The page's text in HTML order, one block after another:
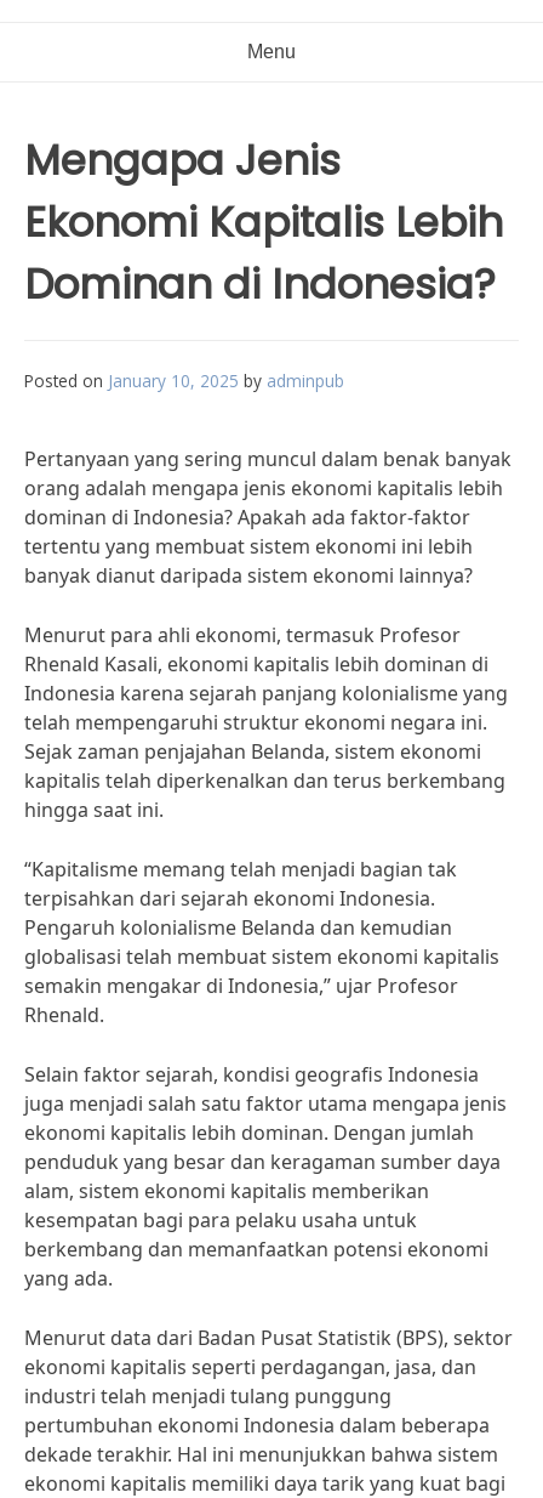
Menu
Mengapa Jenis
Ekonomi Kapitalis Lebih
Dominan di Indonesia?
Posted on January 10, 2025 by adminpub
Pertanyaan yang sering muncul dalam benak banyak
orang adalah mengapa jenis ekonomi kapitalis lebih
dominan di Indonesia? Apakah ada faktor-faktor
tertentu yang membuat sistem ekonomi ini lebih
banyak dianut daripada sistem ekonomi lainnya?
Menurut para ahli ekonomi, termasuk Profesor
Rhenald Kasali, ekonomi kapitalis lebih dominan di
Indonesia karena sejarah panjang kolonialisme yang
telah mempengaruhi struktur ekonomi negara ini.
Sejak zaman penjajahan Belanda, sistem ekonomi
kapitalis telah diperkenalkan dan terus berkembang
hingga saat ini.
“Kapitalisme memang telah menjadi bagian tak
terpisahkan dari sejarah ekonomi Indonesia.
Pengaruh kolonialisme Belanda dan kemudian
globalisasi telah membuat sistem ekonomi kapitalis
semakin mengakar di Indonesia,” ujar Profesor
Rhenald.
Selain faktor sejarah, kondisi geografis Indonesia
juga menjadi salah satu faktor utama mengapa jenis
ekonomi kapitalis lebih dominan. Dengan jumlah
penduduk yang besar dan keragaman sumber daya
alam, sistem ekonomi kapitalis memberikan
kesempatan bagi para pelaku usaha untuk
berkembang dan memanfaatkan potensi ekonomi
yang ada.
Menurut data dari Badan Pusat Statistik (BPS), sektor
ekonomi kapitalis seperti perdagangan, jasa, dan
industri telah menjadi tulang punggung
pertumbuhan ekonomi Indonesia dalam beberapa
dekade terakhir. Hal ini menunjukkan bahwa sistem
ekonomi kapitalis memiliki daya tarik yang kuat bagi